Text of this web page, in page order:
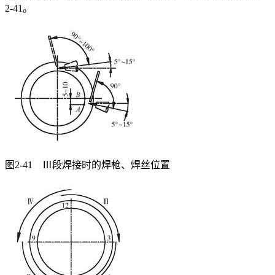
2-41。
图2-41 Ⅲ段焊接时的焊枪、焊丝位置